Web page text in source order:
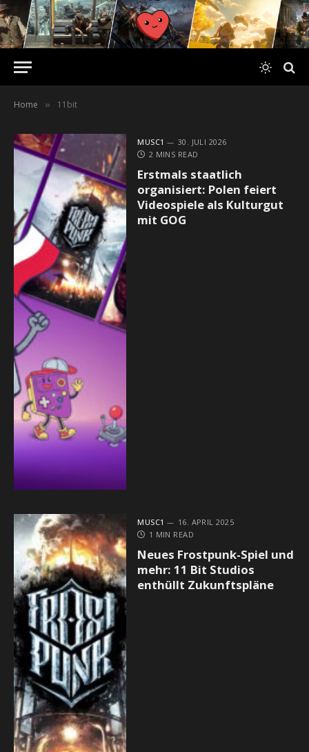
Home » 11bit
MUSC1
30. JULI 2026
2 MINS READ
Erstmals staatlich
organisiert: Polen feiert
Videospiele als Kulturgut
mit GOG
MUSC1
16. APRIL 2025
1 MIN READ
Neues Frostpunk-Spiel und
mehr: 11 Bit Studios
enthüllt Zukunftspläne